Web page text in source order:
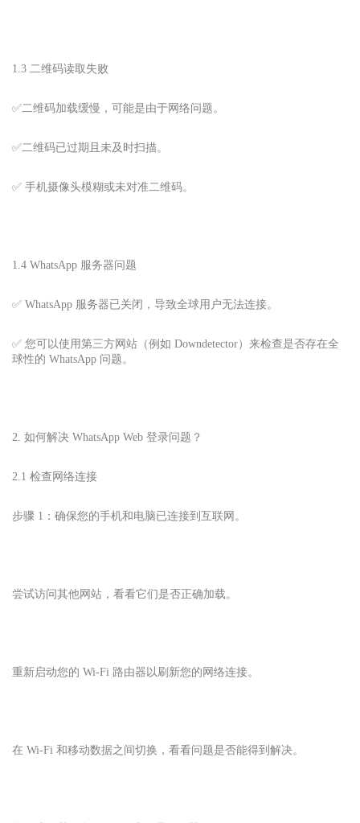
1.3 二维码读取失败
✅二维码加载缓慢，可能是由于网络问题。
✅二维码已过期且未及时扫描。
✅ 手机摄像头模糊或未对准二维码。
1.4 WhatsApp 服务器问题
✅ WhatsApp 服务器已关闭，导致全球用户无法连接。
✅ 您可以使用第三方网站（例如 Downdetector）来检查是否存在全
球性的 WhatsApp 问题。
2. 如何解决 WhatsApp Web 登录问题？
2.1 检查网络连接
步骤 1：确保您的手机和电脑已连接到互联网。
尝试访问其他网站，看看它们是否正确加载。
重新启动您的 Wi-Fi 路由器以刷新您的网络连接。
在 Wi-Fi 和移动数据之间切换，看看问题是否能得到解决。